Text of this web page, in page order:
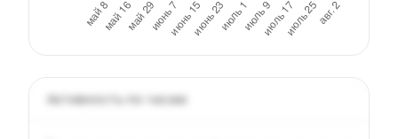
Активность по часам